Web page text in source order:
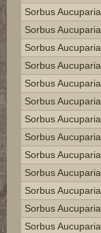
Sorbus Aucuparia
Sorbus Aucuparia
Sorbus Aucuparia
Sorbus Aucuparia
Sorbus Aucuparia
Sorbus Aucuparia
Sorbus Aucuparia
Sorbus Aucuparia
Sorbus Aucuparia
Sorbus Aucuparia
Sorbus Aucuparia
Sorbus Aucuparia
Sorbus Aucuparia